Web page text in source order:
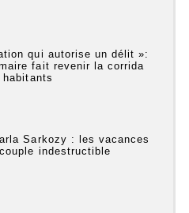
qui autorise un délit »:
fait revenir la corrida
Sarkozy : les vacances
indestructible